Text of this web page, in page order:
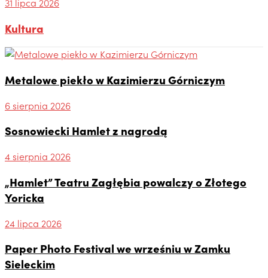
Kultura
Metalowe piekło w Kazimierzu Górniczym
6 sierpnia 2026
Sosnowiecki Hamlet z nagrodą
4 sierpnia 2026
„Hamlet” Teatru Zagłębia powalczy o Złotego
Yoricka
24 lipca 2026
Paper Photo Festival we wrześniu w Zamku
Sieleckim